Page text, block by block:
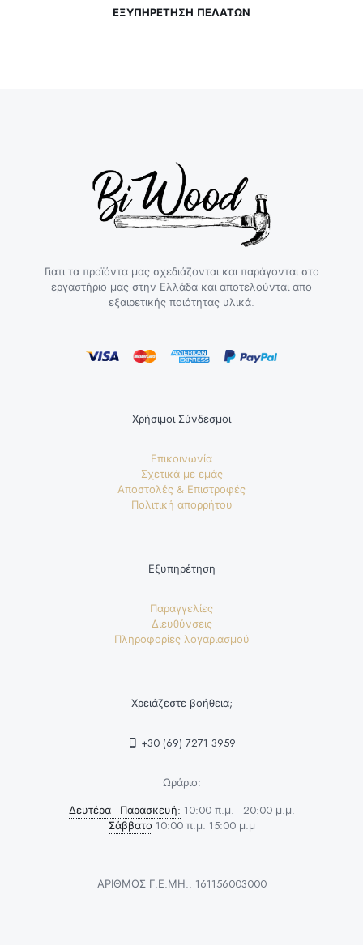
ΕΞΥΠΗΡΕΤΗΣΗ ΠΕΛΑΤΩΝ
Γιατι τα προϊόντα μας σχεδιάζονται και παράγονται στο
εργαστήριο μας στην Ελλάδα και αποτελούνται απο
εξαιρετικής ποιότητας υλικά.
Χρήσιμοι Σύνδεσμοι
Επικοινωνία
Σχετικά με εμάς
Αποστολές & Επιστροφές
Πολιτική απορρήτου
Εξυπηρέτηση
Παραγγελίες
Διευθύνσεις
Πληροφορίες λογαριασμού
Χρειάζεστε βοήθεια;
+30 (69) 7271 3959
Ωράριο:
Δευτέρα - Παρασκευή: 10:00 π.μ. - 20:00 μ.μ.
Σάββατο 10:00 π.μ. 15:00 μ.μ
ΑΡΙΘΜΟΣ Γ.Ε.ΜΗ.: 161156003000